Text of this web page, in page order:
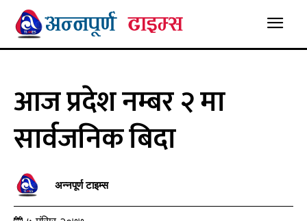
आज प्रदेश नम्बर २ मा
सार्वजनिक बिदा
अन्नपूर्ण टाइम्स